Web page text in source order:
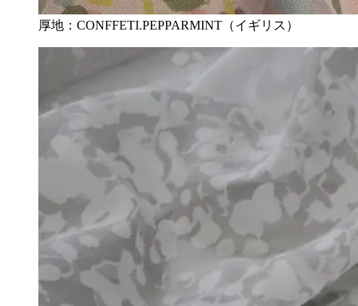
厚地：CONFFETI.PEPPARMINT（イギリス）